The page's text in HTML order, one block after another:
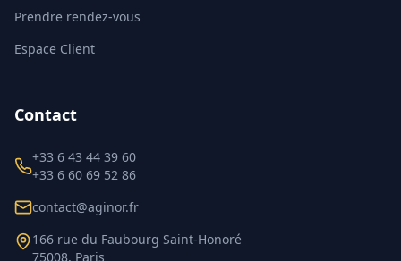
Prendre rendez-vous
Espace Client
Contact
+33 6 43 44 39 60
+33 6 60 69 52 86
contact@aginor.fr
166 rue du Faubourg Saint-Honoré
75008, Paris